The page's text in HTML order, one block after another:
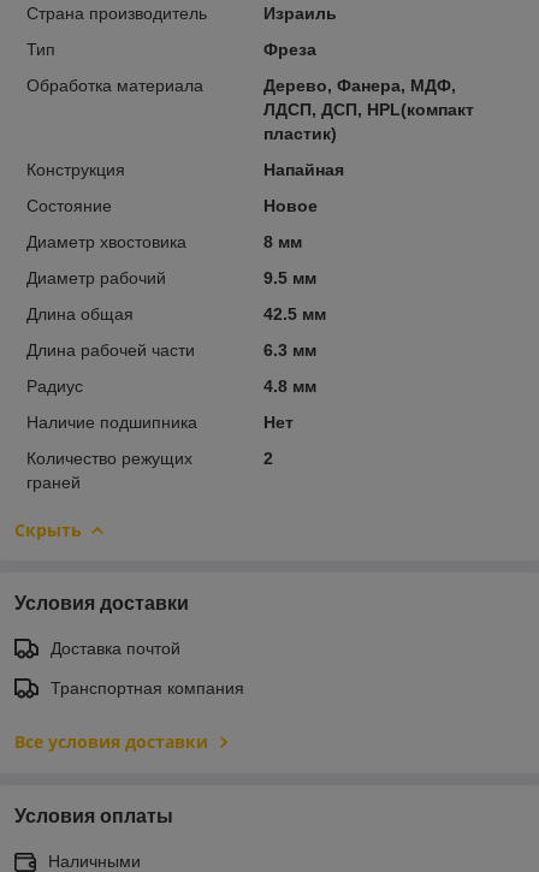
Страна производитель
Израиль
Тип
Фреза
Обработка материала
Дерево, Фанера, МДФ,
ЛДСП, ДСП, HPL(компакт
пластик)
Конструкция
Напайная
Состояние
Новое
Диаметр хвостовика
8 мм
Диаметр рабочий
9.5 мм
Длина общая
42.5 мм
Длина рабочей части
6.3 мм
Радиус
4.8 мм
Наличие подшипника
Нет
Количество режущих
граней
2
Скрыть
Условия доставки
Доставка почтой
Транспортная компания
Все условия доставки
Условия оплаты
Наличными